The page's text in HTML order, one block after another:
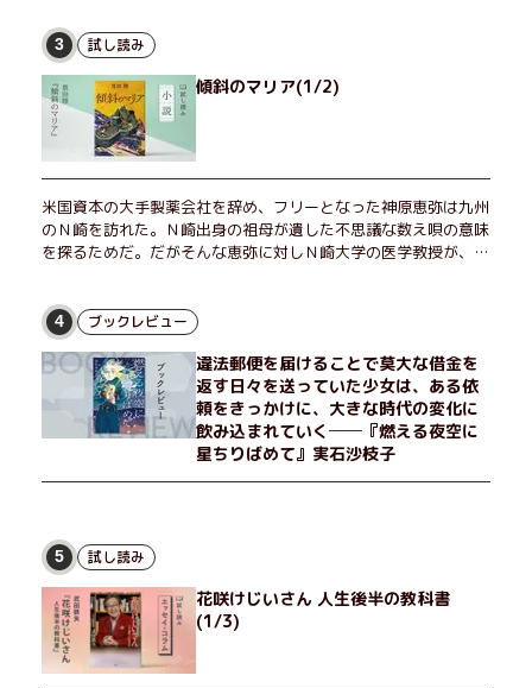
3 試し読み
傾斜のマリア(1/2)
米国資本の大手製薬会社を辞め、フリーとなった神原恵弥は九州
のＮ崎を訪れた。Ｎ崎出身の祖母が遺した不思議な数え唄の意味
を探るためだ。だがそんな恵弥に対しＮ崎大学の医学教授が、米
恵弥は、まるで影のような存在の博士とまみえることはできるの
か？ そして、唄の歌詞「かたむくマリア」に込められた秘密と
は？ 謎めいたラストが鮮烈な余韻を残すシリーズ第四作！
4 ブックレビュー
違法郵便を届けることで莫大な借金を
返す日々を送っていた少女は、ある依
頼をきっかけに、大きな時代の変化に
飲み込まれていく──『燃える夜空に
星ちりばめて』実石沙枝子
5 試し読み
花咲けじいさん 人生後半の教科書
(1/3)